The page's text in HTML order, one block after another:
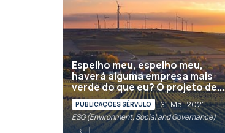
Espelho meu, espelho meu,
haverá alguma empresa mais
verde do que eu? O projeto de...
PUBLICAÇÕES SÉRVULO 31 Mai 2021
ESG (Environment, Social and Governance)